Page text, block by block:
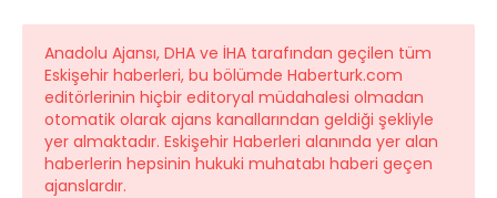
Anadolu Ajansı, DHA ve İHA tarafından geçilen tüm
Eskişehir haberleri, bu bölümde Haberturk.com
editörlerinin hiçbir editoryal müdahalesi olmadan
otomatik olarak ajans kanallarından geldiği şekliyle
yer almaktadır. Eskişehir Haberleri alanında yer alan
haberlerin hepsinin hukuki muhatabı haberi geçen
ajanslardır.